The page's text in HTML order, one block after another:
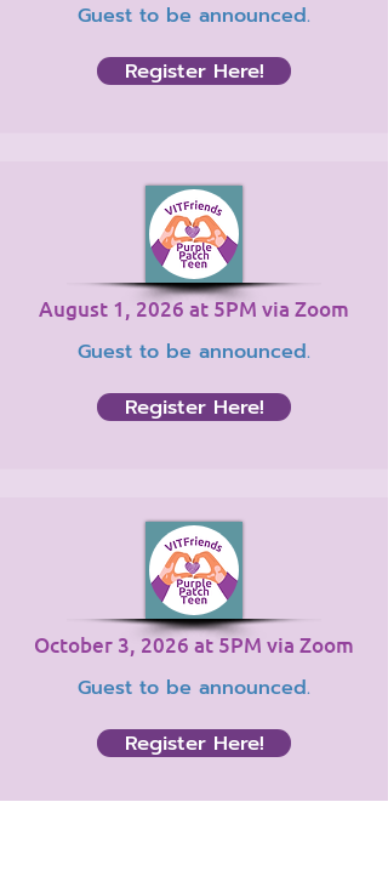
Guest to be announced.
Register Here!
August 1, 2026 at 5PM via Zoom
Guest to be announced.
Register Here!
October 3, 2026 at 5PM via Zoom
Guest to be announced.
Register Here!